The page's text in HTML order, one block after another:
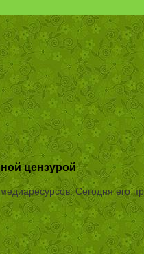
цензурой
Сегодня его